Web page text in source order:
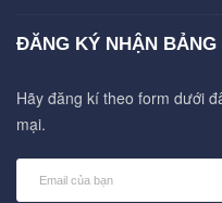
ĐĂNG KÝ NHẬN BẢNG
Hãy đăng kí theo form dưới
mại.